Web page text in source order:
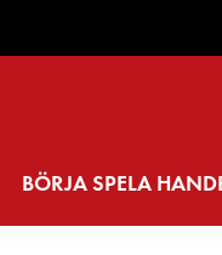
BÖRJA SPELA